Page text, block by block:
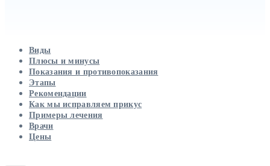
Виды
Плюсы и минусы
Показания и противопоказания
Этапы
Рекомендации
Как мы исправляем прикус
Примеры лечения
Врачи
Цены